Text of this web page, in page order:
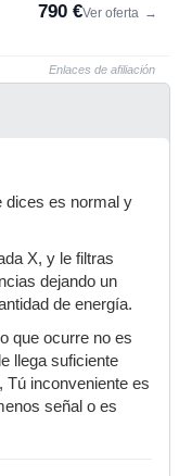
790 €Ver oferta →
Enlaces de afiliación
dices es normal y
X, y le filtras
dejando un
de energía.
que ocurre no es
llega suficiente
inconveniente es
señal o es